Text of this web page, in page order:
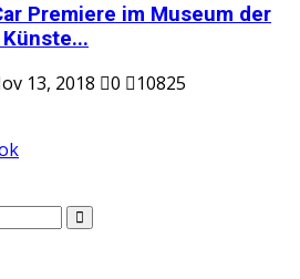
Premiere im Museum der
13, 2018 0
10825